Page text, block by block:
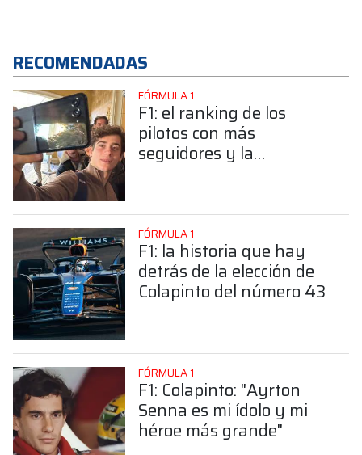
RECOMENDADAS
FÓRMULA 1
F1: el ranking de los
pilotos con más
seguidores y la
FÓRMULA 1
F1: la historia que hay
detrás de la elección de
Colapinto del número 43
FÓRMULA 1
F1: Colapinto: "Ayrton
Senna es mi ídolo y mi
héroe más grande"